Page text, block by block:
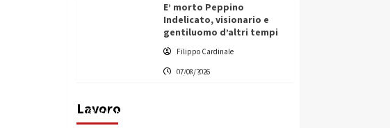
E’ morto Peppino
Indelicato, visionario e
gentiluomo d’altri tempi
Filippo Cardinale
07/08/2026
Lavoro
L’ingegnere saccense Buscarnera
partner chiave di un progetto
transnazionale per la transizione
Filippo Cardinale